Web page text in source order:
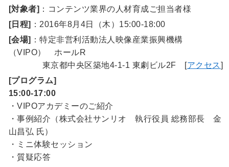
[対象者] ：コンテンツ業界の人材育成ご担当者様
[日程] ：2016年8月4日（木）15:00-18:00
[会場] ：特定非営利活動法人映像産業振興機構
（VIPO） ホールR
東京都中央区築地4-1-1 東劇ビル2F [アクセス]
[プログラム]
15:00-17:00
・VIPOアカデミーのご紹介
・事例紹介（株式会社サンリオ 執行役員 総務部長 金
山昌弘 氏）
・ミニ体験セッション
・質疑応答